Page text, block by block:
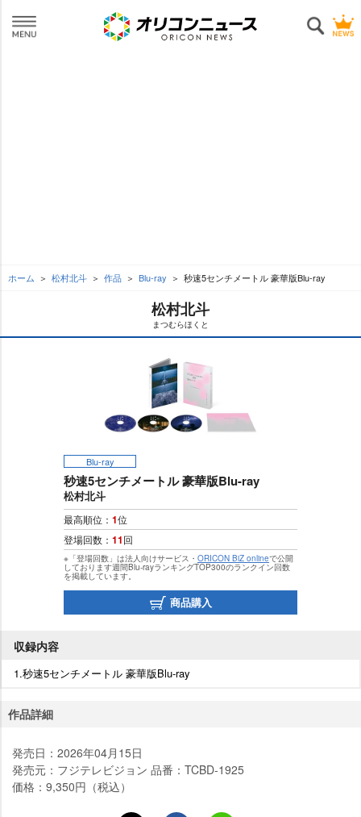
ホーム 松村北斗 作品 Blu-ray 秒速5センチメートル 豪華版Blu-ray
松村北斗
まつむらほくと
Blu-ray
秒速5センチメートル 豪華版Blu-ray
松村北斗
最高順位： 1位
登場回数： 11回
※「登場回数」は法人向けサービス・ ORICON BiZ onlineで公開
しております週間Blu-rayランキングTOP300のランクイン回数
を掲載しています。
商品購入
収録内容
1.秒速5センチメートル 豪華版Blu-ray
作品詳細
発売日：2026年04月15日
発売元：フジテレビジョン 品番：TCBD-1925
価格：9,350円（税込）